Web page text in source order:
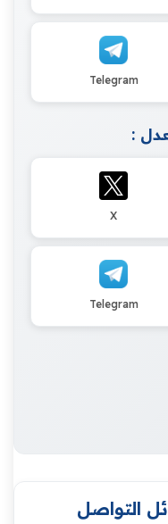
Telegram
:
X
Telegram
التواصل